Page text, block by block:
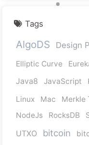
Tags
AlgoDS Design
Elliptic Curve
Java8
JavaScript
Linux Mac Merkle
NodeJs RocksDB
UTXO
bitcoin